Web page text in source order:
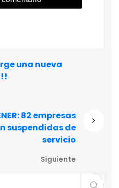
una nueva
82 empresas
suspendidas de
servicio
Siguiente